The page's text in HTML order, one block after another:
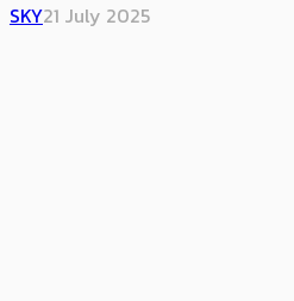
SKY21 July 2025